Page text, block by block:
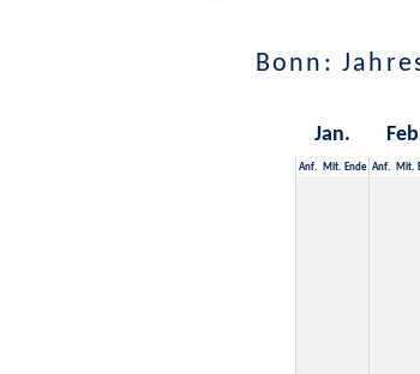
Bonn:
Jan.
Anf. Mit. Ende Anf. Mit.